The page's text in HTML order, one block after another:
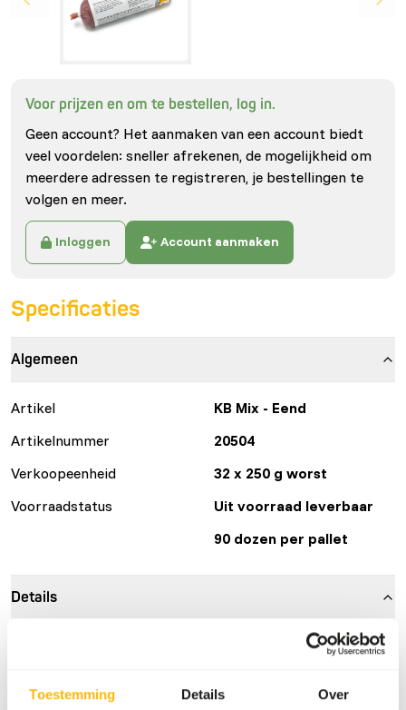
Toestemming Details Over
Voor prijzen en om te bestellen, log in.
Geen account? Het aanmaken van een account biedt
veel voordelen: sneller afrekenen, de mogelijkheid om
meerdere adressen te registreren, je bestellingen te
volgen en meer.
Inloggen Account aanmaken
Specificaties
Algemeen
Artikel
KB Mix - Eend
Artikelnummer
20504
Verkoopeenheid
32 x 250 g worst
Voorraadstatus
Uit voorraad leverbaar
90 dozen per pallet
Details
100% eend (35% rug, 20%
5% lever).